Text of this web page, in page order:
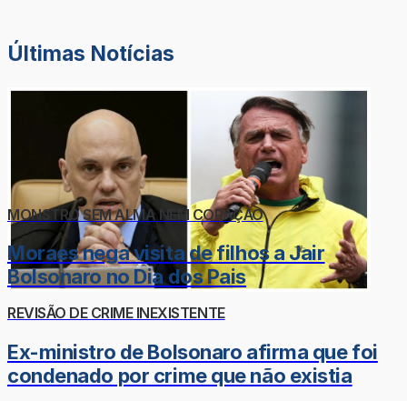
Últimas Notícias
MONSTRO SEM ALMA NEM CORAÇÃO
Moraes nega visita de filhos a Jair
Bolsonaro no Dia dos Pais
REVISÃO DE CRIME INEXISTENTE
Ex-ministro de Bolsonaro afirma que foi
condenado por crime que não existia